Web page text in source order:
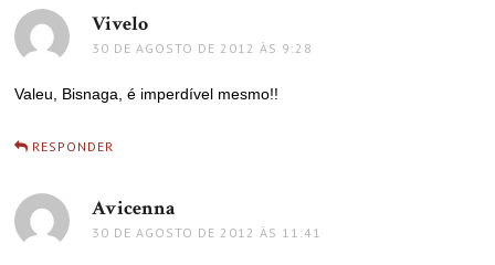
Vivelo
30 DE AGOSTO DE 2012 ÀS 9:28
Valeu, Bisnaga, é imperdível mesmo!!
RESPONDER
Avicenna
30 DE AGOSTO DE 2012 ÀS 11:41